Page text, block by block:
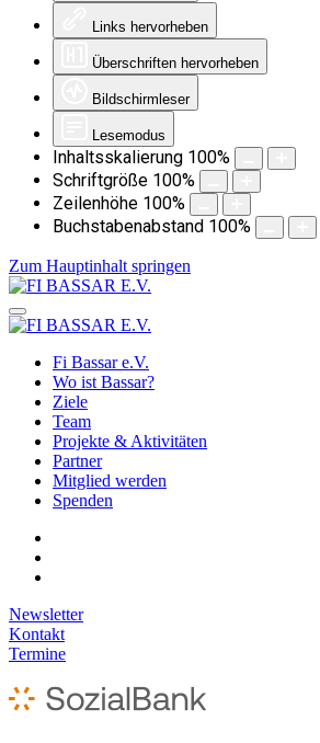
Links hervorheben
Überschriften hervorheben
Bildschirmleser
Lesemodus
Inhaltsskalierung 100%
Schriftgröße 100%
Zeilenhöhe 100%
Buchstabenabstand 100%
Zum Hauptinhalt springen
Fi Bassar e.V.
Wo ist Bassar?
Ziele
Team
Projekte & Aktivitäten
Partner
Mitglied werden
Spenden
Newsletter
Kontakt
Termine